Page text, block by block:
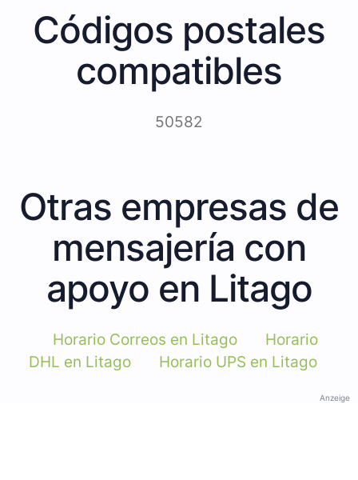
Códigos postales
compatibles
50582
Otras empresas de
mensajería con
apoyo en Litago
Horario Correos en Litago
Horario
DHL en Litago
Horario UPS en Litago
Anzeige